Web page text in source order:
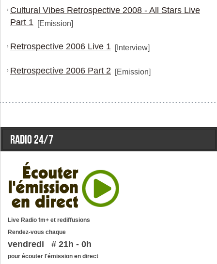
› Cultural Vibes Retrospective 2008 - All Stars Live
Part 1 [Emission]
› Retrospective 2006 Live 1 [Interview]
› Retrospective 2006 Part 2 [Emission]
Radio 24/7
Live Radio fm+ et rediffusions
Rendez-vous chaque
vendredi # 21h - 0h
pour écouter l'émission en direct